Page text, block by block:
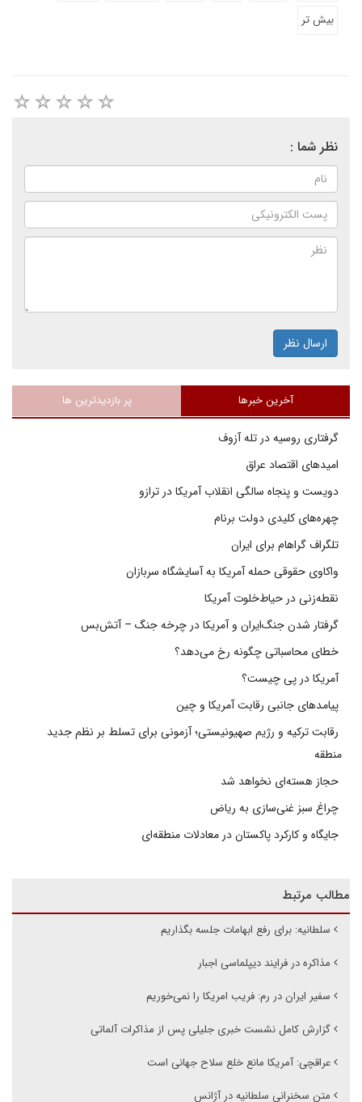
بیش تر
نظر شما :
ارسال نظر
آخرین خبرها پر بازدیدترین ها
گرفتاری روسیه در تله آزوف
امیدهای اقتصاد عراق
دویست و پنجاه سالگی انقلاب آمریکا در ترازو
چهره‌های کلیدی دولت برنام
تلگراف گراهام برای ایران
واکاوی حقوقی حمله آمریکا به آسایشگاه سربازان
نقطه‌زنی در حیاط‌خلوت آمریکا
گرفتار شدن جنگ‌ایران و آمریکا در چرخه جنگ – آتش‌بس
خطای محاسباتی چگونه رخ می‌دهد؟
آمریکا در پی چیست؟
پیامدهای جانبی رقابت آمریکا و چین
رقابت ترکیه و رژیم صهیونیستی؛ آزمونی برای تسلط بر نظم جدید
منطقه
حجاز هسته‌ای نخواهد شد
چراغ سبز غنی‌سازی به ریاض
جایگاه و کارکرد پاکستان در معادلات منطقه‌ای
مطالب مرتبط
سلطانیه: برای رفع ابهامات جلسه بگذاریم
مذاکره در فرایند دیپلماسی اجبار
سفیر ایران در رم: فریب امریکا را نمی‌خوریم
گزارش کامل نشست خبری جلیلی پس از مذاکرات آلماتی
عراقچی: آمریکا مانع خلع سلاح جهانی است
متن سخنرانی سلطانیه در آژانس